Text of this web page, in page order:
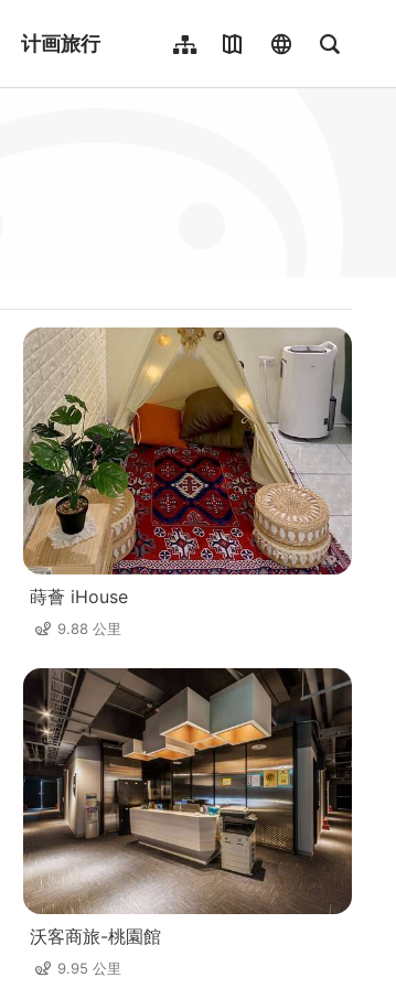
计画旅行
网站导览地图导览language
Người việt nam
全文检
蒔薈 iHouse
9.88 公里
沃客商旅-桃園館
9.95 公里